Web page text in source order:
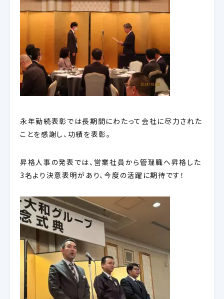
永年勤続表彰では長期間にわたって会社に尽力された
ことを感謝し、功績を表彰。
昇格人事の発表では、営業社員から管理職へ昇格した
3名より決意表明があり、今度の活躍に期待です！